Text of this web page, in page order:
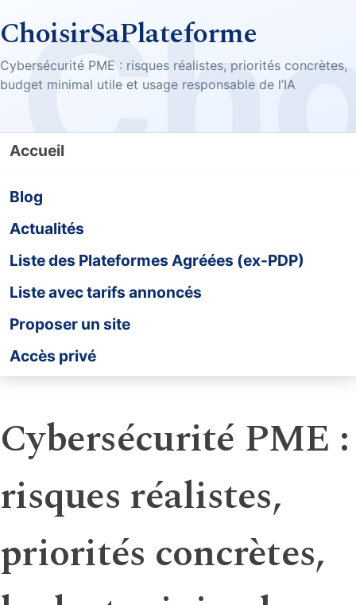
ChoisirSaPlateforme
Cybersécurité PME : risques réalistes, priorités concrètes,
budget minimal utile et usage responsable de l’IA
Accueil
Blog
Actualités
Liste des Plateformes Agréées (ex-PDP)
Liste avec tarifs annoncés
Proposer un site
Accès privé
Cybersécurité PME :
risques réalistes,
priorités concrètes,